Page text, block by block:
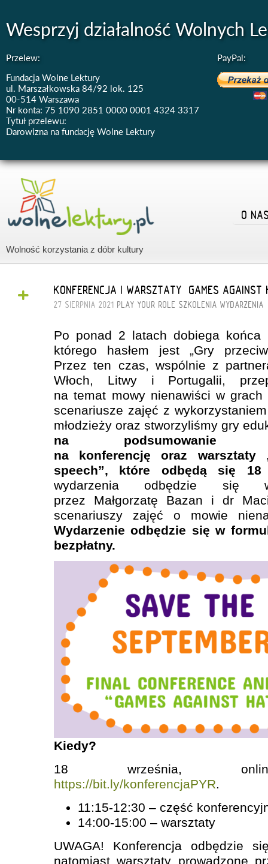
Wesprzyj działalność Wolnych
Przelew:
Fundacja Wolne Lektury
ul. Marszałkowska 84/92 lok. 125
00-514 Warszawa
Nr konta: 75 1090 2851 0000 0001 4324 3317
Tytuł przelewu:
Darowizna na fundację Wolne Lektury
PayPal:
Wolność korzystania z dóbr kultury
O
+ KONFERENCJA I WARSZTATY „GAMES AGAINST
27 SIERPNIA 2021 PLAY YOUR ROLE SZKOLENIA WYDARZENIA
Po ponad 2 latach dobiega
którego hasłem jest „Gry
Przez ten czas, wspólnie z
Włoch, Litwy i Portugalii,
na temat mowy nienawiści w grach
scenariusze zajęć z
młodzieży oraz stworzyliśmy gry
na podsumowanie
na konferencję oraz warsztaty
speech”, które odbędą się
wydarzenia odbędzie się
przez Małgorzatę Bazan i dr
scenariuszy zajęć o mowie
Wydarzenie odbędzie się w
bezpłatny.
Kiedy?
18 września,
https://bit.ly/konferencjaPYR.
11:15-12:30 – część
14:00-15:00 – warsztaty
UWAGA! Konferencja odbędzie
natomiast warsztaty prowadzone